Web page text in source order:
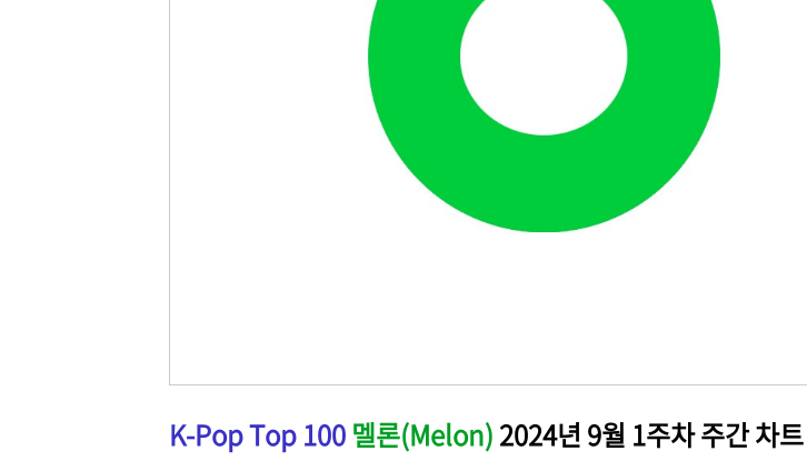
K-Pop Top 100멜론(Melon)2024년 9월 1주차 주간 차트